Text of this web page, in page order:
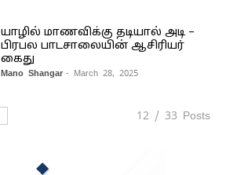
யாழில் மாணவிக்கு தடியால் அடி –
பிரபல பாடசாலையின் ஆசிரியர்
கைது
Mano Shangar - March 28, 2025
12 / 33 Posts